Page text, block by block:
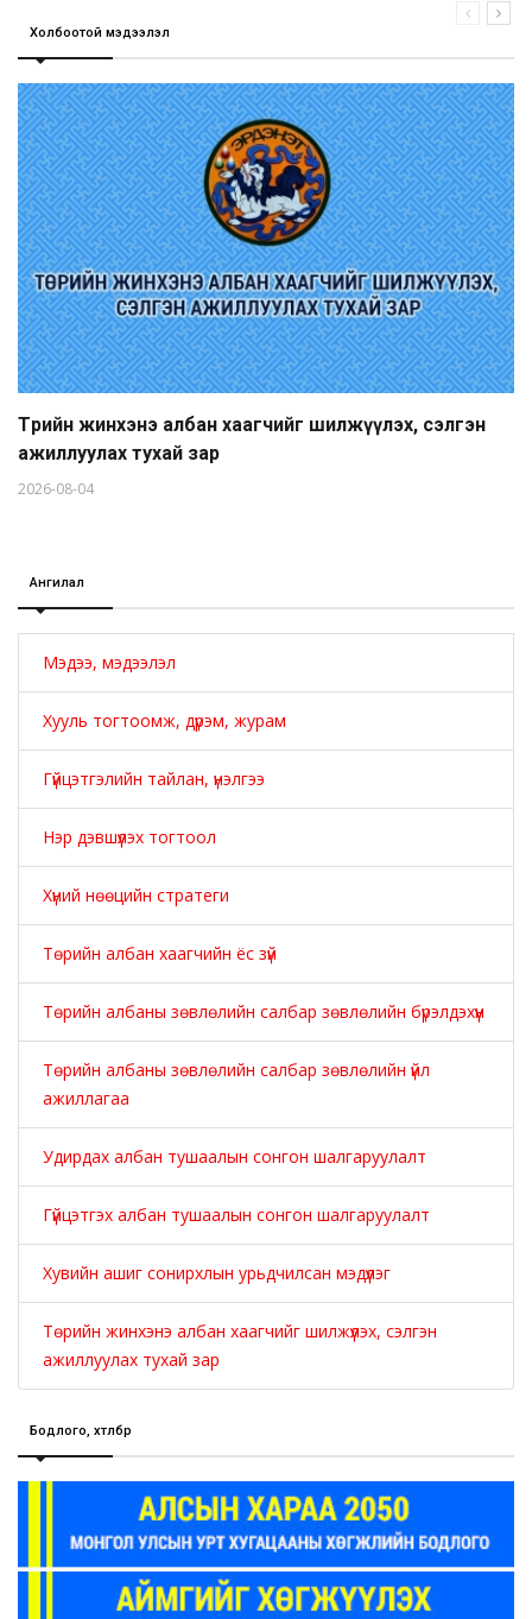
Холбоотой мэдээлэл
Төрийн жинхэнэ албан хаагчийг шилжүүлэх, сэлгэн
ажиллуулах тухай зар
2026-08-04
Ангилал
Мэдээ, мэдээлэл
Хууль тогтоомж, дүрэм, журам
Гүйцэтгэлийн тайлан, үнэлгээ
Нэр дэвшүүлэх тогтоол
Хүний нөөцийн стратеги
Төрийн албан хаагчийн ёс зүй
Төрийн албаны зөвлөлийн салбар зөвлөлийн бүрэлдэхүүн
Төрийн албаны зөвлөлийн салбар зөвлөлийн үйл
ажиллагаа
Удирдах албан тушаалын сонгон шалгаруулалт
Гүйцэтгэх албан тушаалын сонгон шалгаруулалт
Хувийн ашиг сонирхлын урьдчилсан мэдүүлэг
Төрийн жинхэнэ албан хаагчийг шилжүүлэх, сэлгэн
ажиллуулах тухай зар
Бодлого, хөтөлбөр